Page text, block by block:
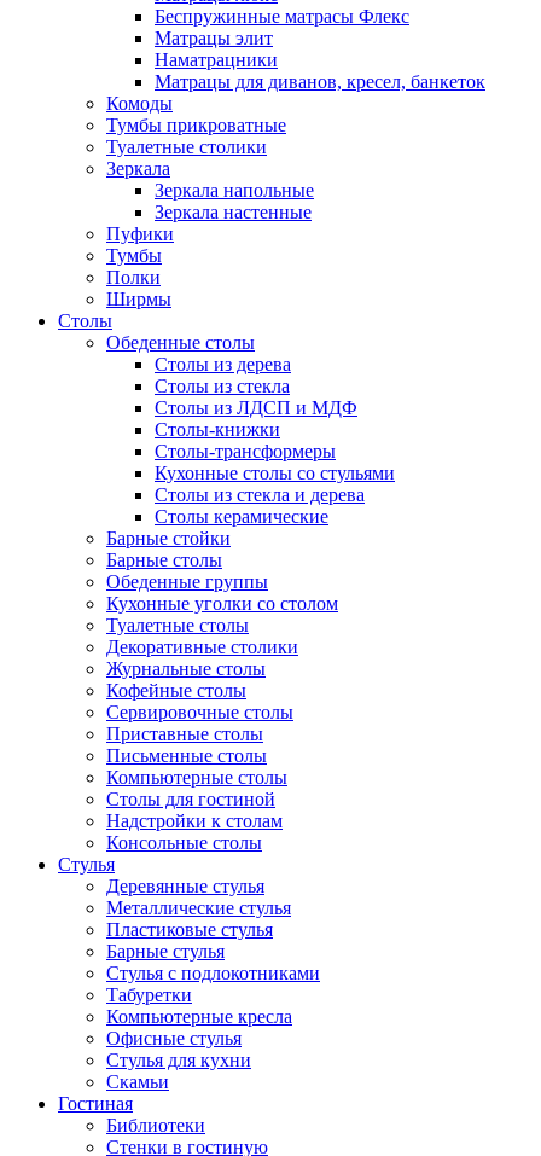
Беспружинные матрасы Флекс
Матрацы элит
Наматрацники
Матрацы для диванов, кресел, банкеток
Комоды
Тумбы прикроватные
Туалетные столики
Зеркала
Зеркала напольные
Зеркала настенные
Пуфики
Тумбы
Полки
Ширмы
Столы
Обеденные столы
Столы из дерева
Столы из стекла
Столы из ЛДСП и МДФ
Столы-книжки
Столы-трансформеры
Кухонные столы со стульями
Столы из стекла и дерева
Столы керамические
Барные стойки
Барные столы
Обеденные группы
Кухонные уголки со столом
Туалетные столы
Декоративные столики
Журнальные столы
Кофейные столы
Сервировочные столы
Приставные столы
Письменные столы
Компьютерные столы
Столы для гостиной
Надстройки к столам
Консольные столы
Стулья
Деревянные стулья
Металлические стулья
Пластиковые стулья
Барные стулья
Стулья с подлокотниками
Табуретки
Компьютерные кресла
Офисные стулья
Стулья для кухни
Скамьи
Гостиная
Библиотеки
Стенки в гостиную